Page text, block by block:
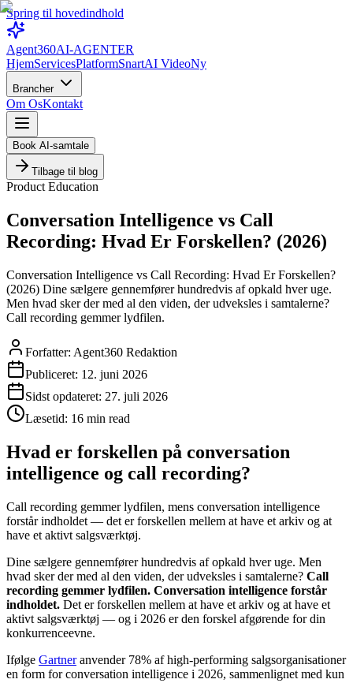
Spring til hovedindhold
Agent360AI-AGENTER
HjemServicesPlatformSnartAI VideoNy
Brancher
Om OsKontakt
Book AI-samtale
Tilbage til blog
Product Education
Conversation Intelligence vs Call
Recording: Hvad Er Forskellen? (2026)
Conversation Intelligence vs Call Recording: Hvad Er Forskellen?
(2026) Dine sælgere gennemfører hundredvis af opkald hver uge.
Men hvad sker der med al den viden, der udveksles i samtalerne?
Call recording gemmer lydfilen.
Forfatter: Agent360 Redaktion
Publiceret: 12. juni 2026
Sidst opdateret: 27. juli 2026
Læsetid: 16 min read
Hvad er forskellen på conversation
intelligence og call recording?
Call recording gemmer lydfilen, mens conversation intelligence
forstår indholdet — det er forskellen mellem at have et arkiv og at
have et aktivt salgsværktøj.
Dine sælgere gennemfører hundredvis af opkald hver uge. Men
hvad sker der med al den viden, der udveksles i samtalerne? Call
recording gemmer lydfilen. Conversation intelligence forstår
indholdet. Det er forskellen mellem at have et arkiv og at have et
aktivt salgsværktøj — og i 2026 er den forskel afgørende for din
konkurrenceevne.
Ifølge Gartneranvender 78% af high-performing salgsorganisationer
en form for conversation intelligence i 2026, sammenlignet med kun